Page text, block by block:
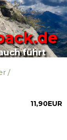
führt
/
11,90EUR